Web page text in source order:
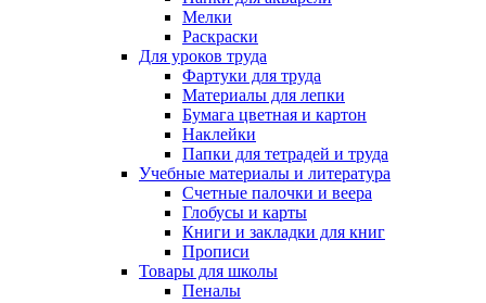
Мелки
Раскраски
Для уроков труда
Фартуки для труда
Материалы для лепки
Бумага цветная и картон
Наклейки
Папки для тетрадей и труда
Учебные материалы и литература
Счетные палочки и веера
Глобусы и карты
Книги и закладки для книг
Прописи
Товары для школы
Пеналы